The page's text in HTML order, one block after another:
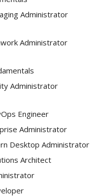
Administrator
Administrator
Administrator
Engineer
Administrator
Desktop Administrator
Architect